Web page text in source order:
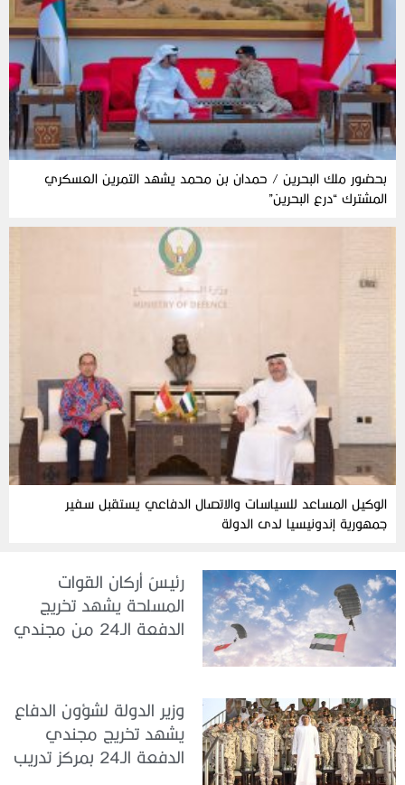
بحضور ملك البحرين / حمدان بن محمد يشهد التمرين العسكري
المشترك “درع البحرين”
الوكيل المساعد للسياسات والاتصال الدفاعي يستقبل سفير
جمهورية إندونيسيا لدى الدولة
رئيسُ أركان القوات
المسلحة يشهد تخريج
الدفعة الـ24 من مجندي
وزير الدولة لشؤون الدفاع
يشهد تخريج مجندي
الدفعة الـ24 بمركز تدريب